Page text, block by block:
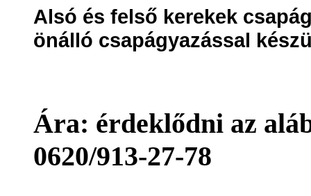
Alsó és felső kerekek
önálló csapágyazással
Ára: érdeklődni az
0620/913-27-78